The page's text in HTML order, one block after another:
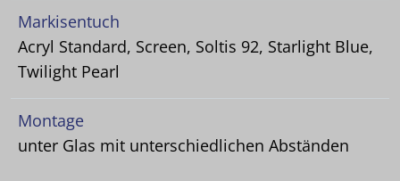
Markisentuch
Acryl Standard, Screen, Soltis 92, Starlight Blue,
Twilight Pearl
Montage
unter Glas mit unterschiedlichen Abständen